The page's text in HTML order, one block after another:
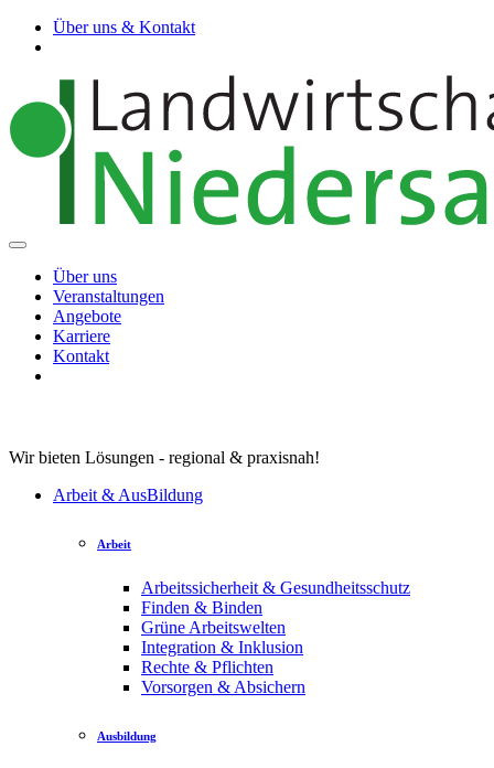
Über uns & Kontakt
Über uns
Veranstaltungen
Angebote
Karriere
Kontakt
Wir bieten Lösungen - regional & praxisnah!
Arbeit & AusBildung
Arbeit
Arbeitssicherheit & Gesundheitsschutz
Finden & Binden
Grüne Arbeitswelten
Integration & Inklusion
Rechte & Pflichten
Vorsorgen & Absichern
Ausbildung